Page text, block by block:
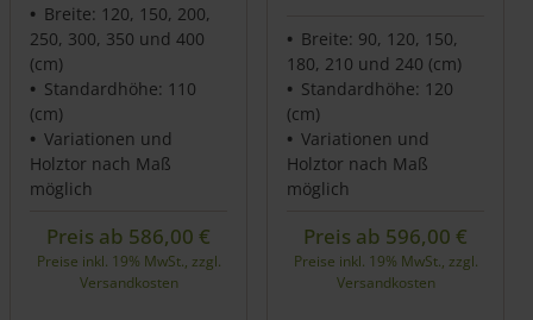
Breite: 120, 150, 200,
250, 300, 350 und 400
(cm)
Standardhöhe: 110
(cm)
Variationen und
Holztor nach Maß
möglich
Preis ab 586,00 €
Preise inkl. 19% MwSt., zzgl.
Versandkosten
Breite: 90, 120, 150,
180, 210 und 240 (cm)
Standardhöhe: 120
(cm)
Variationen und
Holztor nach Maß
möglich
Preis ab 596,00 €
Preise inkl. 19% MwSt., zzgl.
Versandkosten